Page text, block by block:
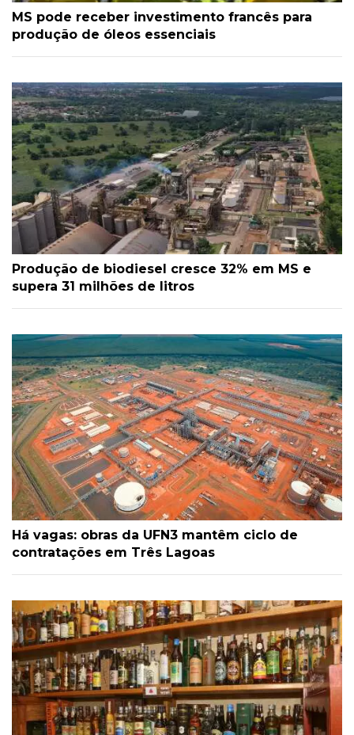
MS pode receber investimento francês para
produção de óleos essenciais
Produção de biodiesel cresce 32% em MS e
supera 31 milhões de litros
Há vagas: obras da UFN3 mantêm ciclo de
contratações em Três Lagoas